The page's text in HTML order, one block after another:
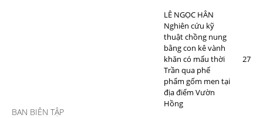
BAN BIÊN TẬP
LÊ NGỌC HÂN
Nghiên cứu kỹ
thuật chồng nung
bằng con kê vành
khăn có mấu thời
Trần qua phế
phẩm gốm men tại
địa điểm Vườn
Hồng
27